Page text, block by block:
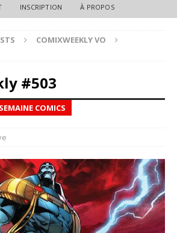
INSCRIPTION À PROPOS
COMIXWEEKLY VO
#503
COMICS